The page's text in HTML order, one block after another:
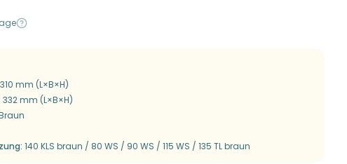
mm (L×B×H)
mm (L×B×H)
: 140 KLS braun / 80 WS / 90 WS / 115 WS / 135 TL braun